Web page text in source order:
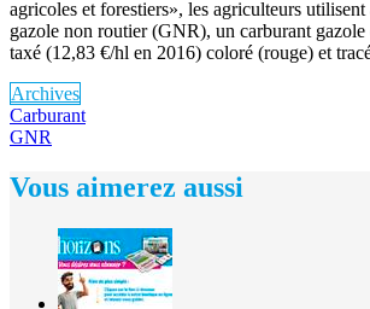
agricoles et forestiers», les agriculteurs
gazole non routier (GNR), un carburant
taxé (12,83 €/hl en 2016) coloré (rouge) et
Archives
Carburant
GNR
Vous aimerez aussi